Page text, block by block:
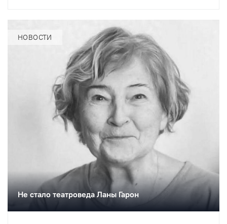
его близкие.
НОВОСТИ
Не стало театроведа Ланы Гарон